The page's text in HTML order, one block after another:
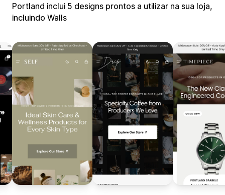
Portland inclui 5 designs prontos a utilizar na sua loja,
incluindo Walls